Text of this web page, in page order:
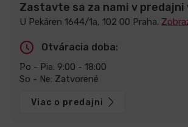
Zastavte sa za nami v predajni
U Pekáren 1644/1a, 102 00 Praha.
Otváracia doba:
Po - Pia: 9:00 - 18:00
So - Ne: Zatvorené
Viac o predajni